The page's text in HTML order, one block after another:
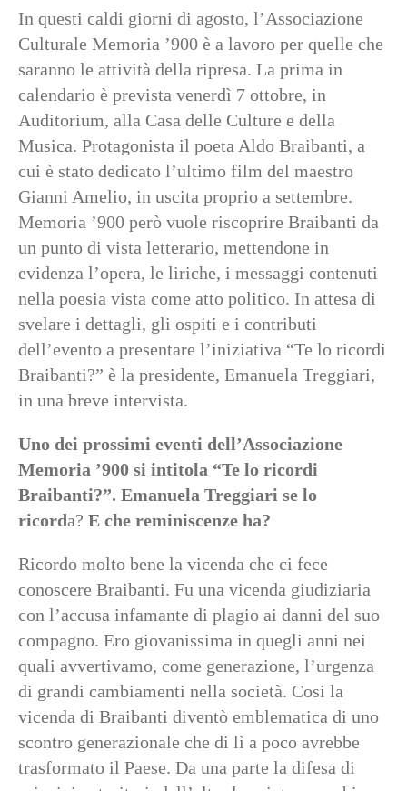
In questi caldi giorni di agosto, l’Associazione
Culturale Memoria ’900 è a lavoro per quelle che
saranno le attività della ripresa. La prima in
calendario è prevista venerdì 7 ottobre, in
Auditorium, alla Casa delle Culture e della
Musica. Protagonista il poeta Aldo Braibanti, a
cui è stato dedicato l’ultimo film del maestro
Gianni Amelio, in uscita proprio a settembre.
Memoria ’900 però vuole riscoprire Braibanti da
un punto di vista letterario, mettendone in
evidenza l’opera, le liriche, i messaggi contenuti
nella poesia vista come atto politico. In attesa di
svelare i dettagli, gli ospiti e i contributi
dell’evento a presentare l’iniziativa “Te lo ricordi
Braibanti?” è la presidente, Emanuela Treggiari,
in una breve intervista.
Uno dei prossimi eventi dell’Associazione
Memoria ’900 si intitola “Te lo ricordi
Braibanti?”. Emanuela Treggiari se lo
ricorda? E che reminiscenze ha?
Ricordo molto bene la vicenda che ci fece
conoscere Braibanti. Fu una vicenda giudiziaria
con l’accusa infamante di plagio ai danni del suo
compagno. Ero giovanissima in quegli anni nei
quali avvertivamo, come generazione, l’urgenza
di grandi cambiamenti nella società. Cosi la
vicenda di Braibanti diventò emblematica di uno
scontro generazionale che di lì a poco avrebbe
trasformato il Paese. Da una parte la difesa di